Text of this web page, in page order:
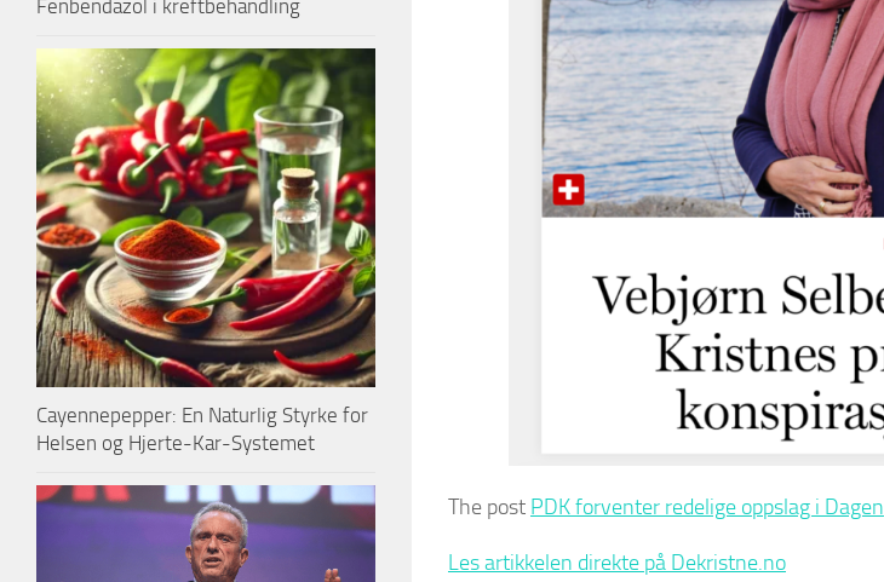
The post PDK forventer redelige oppslag i Dagen
Les artikkelen direkte på Dekristne.no
Fenbendazol i kreftbehandling
Cayennepepper: En Naturlig Styrke for
Helsen og Hjerte-Kar-Systemet